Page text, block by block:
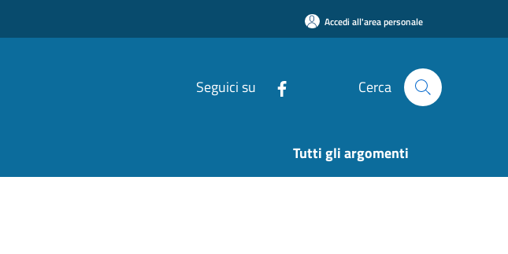
Accedi all'area personale
Seguici su Cerca
Tutti gli argomenti